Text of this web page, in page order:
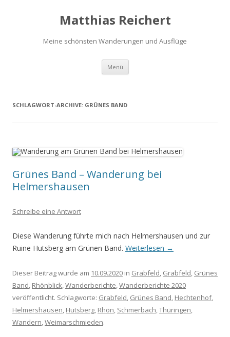
Matthias Reichert
Meine schönsten Wanderungen und Ausflüge
Menü Zum
springen
SCHLAGWORT-ARCHIVE: GRÜNES BAND
Grünes Band – Wanderung bei
Helmershausen
Schreibe eine Antwort
Diese Wanderung führte mich nach Helmershausen und zur
Ruine Hutsberg am Grünen Band. Weiterlesen →
Dieser Beitrag wurde am 10.09.2020 in Grabfeld, Grabfeld, Grünes
Band, Rhönblick,Wanderberichte,Wanderberichte 2020
veröffentlicht. Schlagworte: Grabfeld, Grünes Band, Hechtenhof,
Helmershausen, Hutsberg, Rhön, Schmerbach,Thüringen,
Wandern,Weimarschmieden.